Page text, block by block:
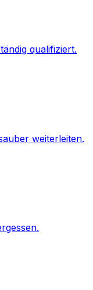
qualifiziert.
weiterleiten.